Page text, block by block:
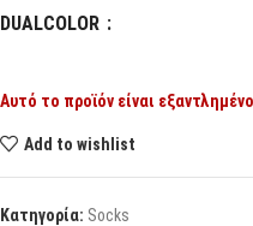
DUALCOLOR
Αυτό το προϊόν είναι
Add to wishlist
Κατηγορία: Socks